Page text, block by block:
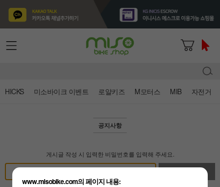
HICKS 미소바이크 이벤트 로얄키즈 M모터스 MIB 자전거
공지사항
게시글 작성 시 입력한 비밀번호를 입력해 주세요.
www.misobike.com의 페이지 내용: